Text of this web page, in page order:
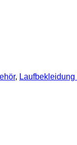
, Laufbekleidung